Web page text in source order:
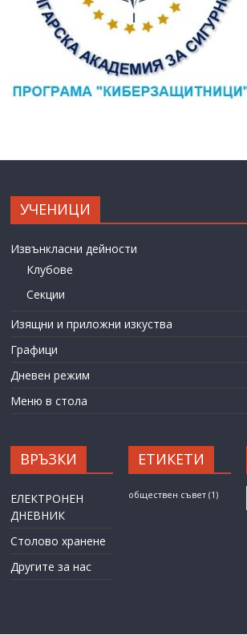
УЧЕНИЦИ
Извънкласни дейности
Клубове
Секции
Изящни и приложни изкуства
Графици
Дневен режим
Меню в стола
ВРЪЗКИ
ЕЛЕКТРОНЕН
ДНЕВНИК
Столово хранене
Другите за нас
ЕТИКЕТИ
обществен съвет (1)